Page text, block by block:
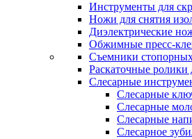
Инструменты для
Ножи для снятия
Диэлектрические
Обжимные пресс-
Съемники
Раскаточные ролики
Слесарные
Слесарные
Слесарные
Слесарные
Слесарное